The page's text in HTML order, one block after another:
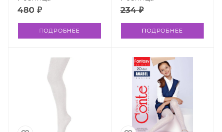
480 ₽
ПОДРОБНЕЕ
234 ₽
ПОДРОБНЕЕ